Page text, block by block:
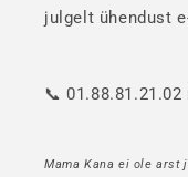
julgelt ühendust
📞 01.88.81.21.02
Mama Kana ei ole arst